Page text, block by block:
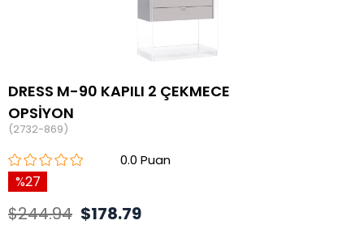
DRESS M-90 KAPILI 2 ÇEKMECE
OPSİYON
(2732-869)
0.0
27
$244.94 $178.79